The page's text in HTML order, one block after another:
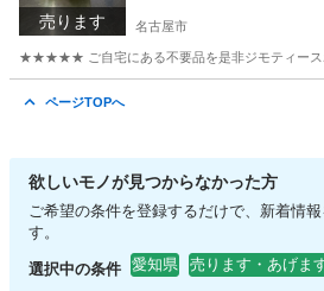
売ります 名古屋市
★★★★★ ご自宅にある不要品を是非ジモティース
ページTOPへ
欲しいモノが見つからなかった方
ご希望の条件を登録するだけで、新着情
す。
選択中の条件 愛知県 売ります・あげま